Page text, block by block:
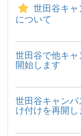
世田谷キ
について
世田谷で他キ
開始します
世田谷キャン
け付けを再開し